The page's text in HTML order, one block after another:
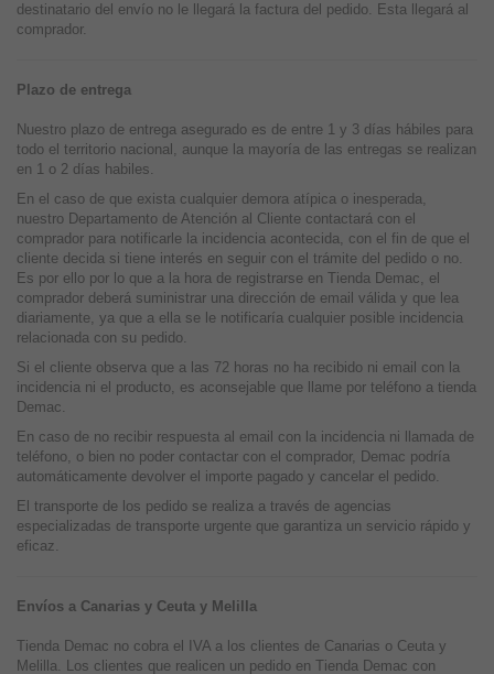
destinatario del envío no le llegará la factura del pedido. Esta llegará al
comprador.
Plazo de entrega
Nuestro plazo de entrega asegurado es de entre 1 y 3 días hábiles para
todo el territorio nacional, aunque la mayoría de las entregas se realizan
en 1 o 2 días habiles.
En el caso de que exista cualquier demora atípica o inesperada,
nuestro Departamento de Atención al Cliente contactará con el
comprador para notificarle la incidencia acontecida, con el fin de que el
cliente decida si tiene interés en seguir con el trámite del pedido o no.
Es por ello por lo que a la hora de registrarse en Tienda Demac, el
comprador deberá suministrar una dirección de email válida y que lea
diariamente, ya que a ella se le notificaría cualquier posible incidencia
relacionada con su pedido.
Si el cliente observa que a las 72 horas no ha recibido ni email con la
incidencia ni el producto, es aconsejable que llame por teléfono a tienda
Demac.
En caso de no recibir respuesta al email con la incidencia ni llamada de
teléfono, o bien no poder contactar con el comprador, Demac podría
automáticamente devolver el importe pagado y cancelar el pedido.
El transporte de los pedido se realiza a través de agencias
especializadas de transporte urgente que garantiza un servicio rápido y
eficaz.
Envíos a Canarias y Ceuta y Melilla
Tienda Demac no cobra el IVA a los clientes de Canarias o Ceuta y
Melilla. Los clientes que realicen un pedido en Tienda Demac con